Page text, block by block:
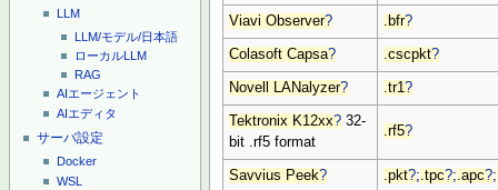
LLM
LLM/モデル/日本語
ローカルLLM
RAG
AIエージェント
AIエディタ
サーバ設定
Docker
WSL
Viavi Observer? .bfr?
Colasoft Capsa? .cscpkt?
Novell LANalyzer? .tr1?
Tektronix K12xx? 32-
bit .rf5 format
.rf5?
Savvius Peek? .pkt?;.tpc?;.apc?;